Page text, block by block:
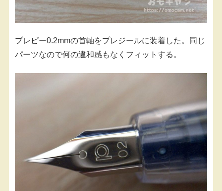
プレピー0.2mmの首軸をプレジールに装着した。同じ
パーツなので何の違和感もなくフィットする。